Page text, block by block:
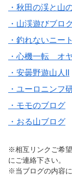
・秋田の渓と山
・山渓遊びブ
・釣れないニー
・心機一転 オ
・安曇野遊山人II
・ユーロニンフ
・モモのブログ
・おる山ブログ
※相互リンクご希望
にご連絡下さい。
※当ブログの内容